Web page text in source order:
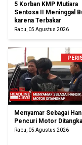
5 Korban KMP Mutiara
Sentosa II Meninggal
karena Terbakar
Rabu, 05 Agustus 2026
Menyamar Sebagai
Pencuri Motor
Rabu, 05 Agustus 2026